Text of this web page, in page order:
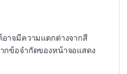
าจมีความแตกต่างจากสี
กข้อจำกัดของหน้าจอแสดง